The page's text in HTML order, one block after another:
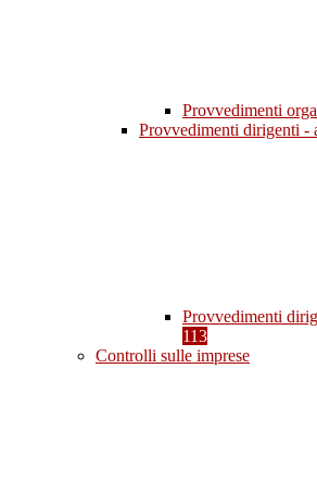
Provvedimenti
Provvedimenti dirigenti -
Provvedimenti
113
Controlli sulle imprese